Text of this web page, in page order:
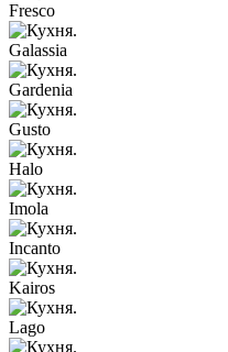
Fresco
Galassia
Gardenia
Gusto
Halo
Imola
Incanto
Kairos
Lago